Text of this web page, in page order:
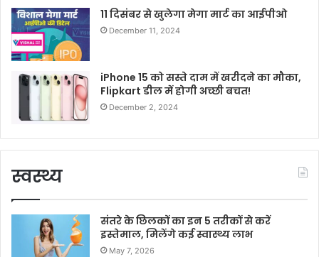
11 दिसंबर से खुलेगा मेगा मार्ट का आईपीओ
December 11, 2024
iPhone 15 को सस्ते दाम में खरीदने का मौका,
Flipkart डील में होगी अच्छी बचत!
December 2, 2024
स्वस्थ्य
संतरे के छिलकों का इन 5 तरीकों से करें
इस्तेमाल, मिलेंगे कई स्वास्थ्य लाभ
May 7, 2026